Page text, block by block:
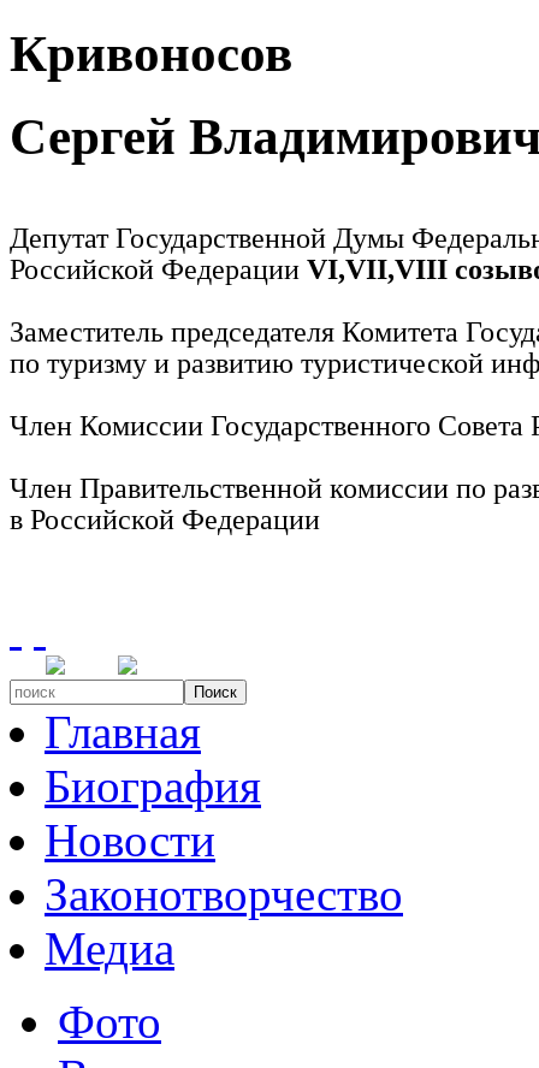
Кривоносов
Сергей
Депутат Государственной Думы
Российской Федерации VI,VII,VIII
Заместитель председателя Комитета
по туризму и развитию туристической
Член Комиссии Государственного
Член Правительственной комиссии по
в Российской Федерации
Поиск
Главная
Биография
Новости
Законотворчество
Медиа
Фото